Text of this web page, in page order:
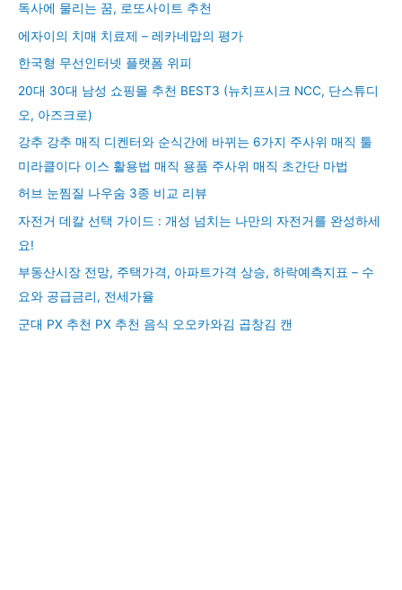
독사에 물리는 꿈, 로또사이트 추천
에자이의 치매 치료제 – 레카네맙의 평가
한국형 무선인터넷 플랫폼 위피
20대 30대 남성 쇼핑몰 추천 BEST3 (뉴치프시크 NCC, 단스튜디
오, 아즈크로)
강추 강추 매직 디켄터와 순식간에 바뀌는 6가지 주사위 매직 툴
미라클이다 이스 활용법 매직 용품 주사위 매직 초간단 마법
허브 눈찜질 나우숨 3종 비교 리뷰
자전거 데칼 선택 가이드 : 개성 넘치는 나만의 자전거를 완성하세
요!
부동산시장 전망, 주택가격, 아파트가격 상승, 하락예측지표 – 수
요와 공급금리, 전세가율
군대 PX 추천 PX 추천 음식 오오카와김 곱창김 캔